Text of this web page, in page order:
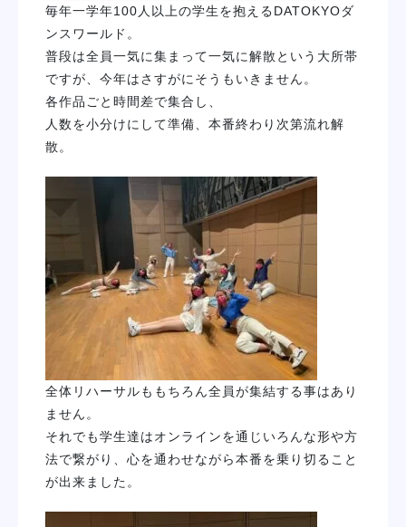
毎年一学年100人以上の学生を抱えるDATOKYOダ
ンスワールド。
普段は全員一気に集まって一気に解散という大所帯
ですが、今年はさすがにそうもいきません。
各作品ごと時間差で集合し、
人数を小分けにして準備、本番終わり次第流れ解
散。
全体リハーサルももちろん全員が集結する事はあり
ません。
それでも学生達はオンラインを通じいろんな形や方
法で繋がり、心を通わせながら本番を乗り切ること
が出来ました。